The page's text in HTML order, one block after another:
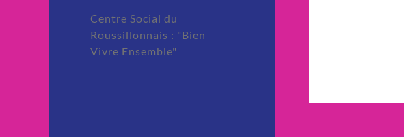
Centre Social du
Roussillonnais : "Bien
Vivre Ensemble"